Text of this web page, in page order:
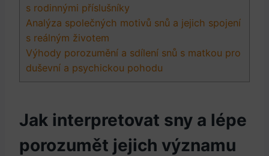
s rodinnými příslušníky
Analýza společných motivů snů a jejich spojení
s reálným životem
Výhody porozumění a sdílení snů s matkou pro
duševní a psychickou pohodu
Jak interpretovat sny a lépe
porozumět jejich významu